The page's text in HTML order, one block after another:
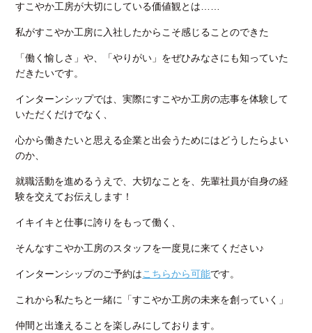
すこやか工房が大切にしている価値観とは……
私がすこやか工房に入社したからこそ感じることのできた
「働く愉しさ」や、「やりがい」をぜひみなさにも知っていた
だきたいです。
インターンシップでは、実際にすこやか工房の志事を体験して
いただくだけでなく、
心から働きたいと思える企業と出会うためにはどうしたらよい
のか、
就職活動を進めるうえで、大切なことを、先輩社員が自身の経
験を交えてお伝えします！
イキイキと仕事に誇りをもって働く、
そんなすこやか工房のスタッフを一度見に来てください♪
インターンシップのご予約はこちらから可能です。
これから私たちと一緒に「すこやか工房の未来を創っていく」
仲間と出逢えることを楽しみにしております。